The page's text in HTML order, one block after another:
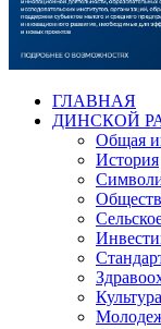
ГЛАВНАЯ
ДИНСКОЙ
Общая
История
Культура